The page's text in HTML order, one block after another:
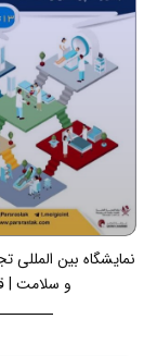
نمایشگاه بین المللی
و سلامت |